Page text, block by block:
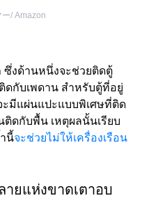
/ Amazon
งด้านหนึ่งจะช่วยติดตู้
ดกับเพดาน สำหรับตู้ที่อยู่
ะมีแผ่นแปะแบบพิเศษที่ติด
ดกับพื้น เหตุผลนั้นเรียบ
นี้จะช่วยไม่ให้เครื่องเรือน
ยแห่งขาดเตาอบ